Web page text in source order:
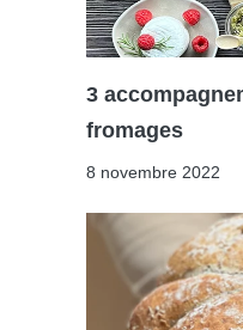
3
fromages
8 novembre 2022